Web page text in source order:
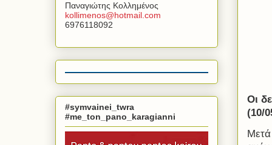
Οι
(10/
Μετά
Παναγιώτης Κολλημένος
kollimenos@hotmail com
6976118092
#symvainei_twra
#me_ton_pano_karagianni